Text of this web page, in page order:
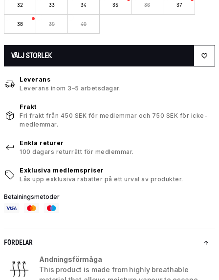
32 33 34 35 36 37
38 39 40
VÄLJ STORLEK
Leverans
Leverans inom 3–5 arbetsdagar.
Frakt
Fri frakt från 450 SEK för medlemmar och 750 SEK för icke-
medlemmar.
Enkla returer
100 dagars returrätt för medlemmar.
Exklusiva medlemspriser
Lås upp exklusiva rabatter på ett urval av produkter.
Betalningsmetoder
FÖRDELAR
Andningsförmåga
This product is made from highly breathable